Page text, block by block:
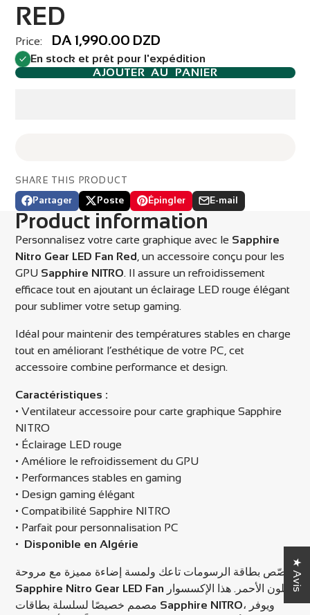
RED
Price: DA 1,990.00 DZD
En stock et prêt pour l'expédition
AJOUTER AU PANIER
SHARE THIS PRODUCT
Partager
Partager
sur
Facebook
Ouvre
dans
une
fenêtre.
Poste
Publier
sur
Ouvre
dans
fenêtre.
Épingler
Épingler
sur
Pinterest
Ouvre
dans
nouvelle
fenêtre.
E-mail
Partager
par
email
Product information
Personnalisez votre carte graphique avec le Sapphire
Nitro Gear LED Fan Red , un accessoire conçu pour les
GPU Sapphire NITRO. Il assure un refroidissement
efficace tout en ajoutant un éclairage LED rouge élégant
pour sublimer votre setup gaming.
Idéal pour maintenir des températures stables en charge
tout en améliorant l’esthétique de votre PC, cet
accessoire combine performance et design.
Caractéristiques :
• Ventilateur accessoire pour carte graphique Sapphire
NITRO
• Éclairage LED rouge
• Améliore le refroidissement du GPU
• Performances stables en gaming
• Design gaming élégant
• Compatibilité Sapphire NITRO
• Parfait pour personnalisation PC
• Disponible en Algérie
خصّص بطاقة الرسومات تاعك ولمسة إضاءة مميزة مع مروحة
Sapphire Nitro Gear LED Fan
Sapphire NITRO، ويوفر
★ Avis